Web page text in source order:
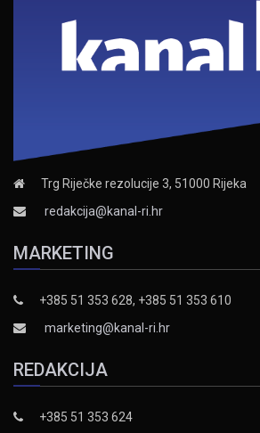
Trg Riječke rezolucije 3, 51000 Rijeka
redakcija@kanal-ri.hr
MARKETING
+385 51 353 628, +385 51 353 610
marketing@kanal-ri.hr
REDAKCIJA
+385 51 353 624